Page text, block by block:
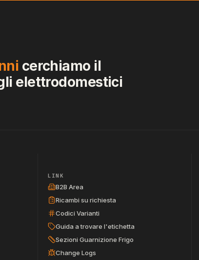
cerchiamo il
elettrodomestici
LINK
B2B Area
Ricambi su richiesta
Codici Varianti
Guida a trovare l'etichetta
Sezioni Guarnizione Frigo
Change Logs